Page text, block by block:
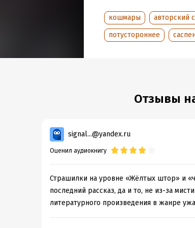
уже смотрят на вас.
© Герман Шендеров,
Дата написания:1 января
кошмары авторский
потустороннее
Отзывы
signal...@yandex.ru
Оценил аудиокнигу
Страшилки на уровне «Жёлтых штор» и
последний рассказ, да и то, не из-за
литературного произведения в жанре